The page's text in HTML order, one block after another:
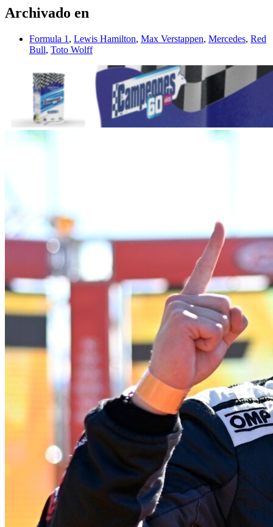
Archivado en
Formula 1 , Lewis Hamilton, Max Verstappen, Mercedes, Red
Bull, Toto Wolff